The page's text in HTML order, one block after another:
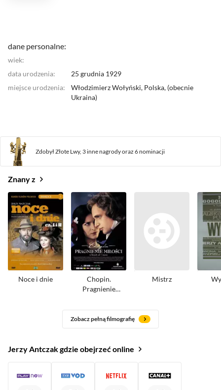
dane personalne:
wiek:
data urodzenia:
25 grudnia 1929
miejsce urodzenia:
Włodzimierz Wołyński, Polska, (obecnie
Ukraina)
Zdobył Złote Lwy, 3 inne nagrodyoraz 6 nominacji
Znany z
Noce i dnie
Chopin.
Pragnienie
Mistrz
Zobacz pełną filmografię
Jerzy Antczak gdzie obejrzeć online